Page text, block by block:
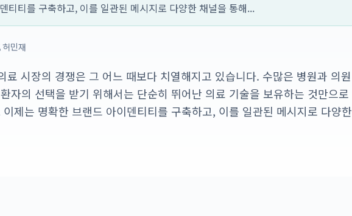
티티를 구축하고, 이를 일관된 메시지로 다양한 채널을 통해...
허민재
료 시장의 경쟁은 그 어느 때보다 치열해지고 있습니다. 수많은 병원과 의원
자의 선택을 받기 위해서는 단순히 뛰어난 의료 기술을 보유하는 것만으로
제는 명확한 브랜드 아이덴티티를 구축하고, 이를 일관된 메시지로 다양한